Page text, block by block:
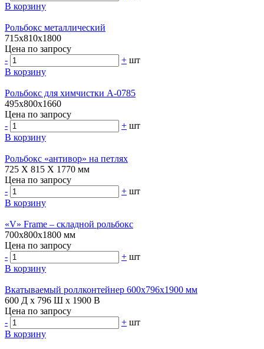
В корзину
Рольбокс металлический
715х810х1800
Цена по запросу
-
+ шт
В корзину
Рольбокс для химчистки A-0785
495х800х1660
Цена по запросу
-
+ шт
В корзину
Рольбокс «антивор» на петлях
725 X 815 X 1770 мм
Цена по запросу
-
+ шт
В корзину
«V» Frame – складной рольбокс
700х800х1800 мм
Цена по запросу
-
+ шт
В корзину
Вкатываемый роллконтейнер 600х796х1900 мм
600 Д x 796 Ш x 1900 В
Цена по запросу
-
+ шт
В корзину